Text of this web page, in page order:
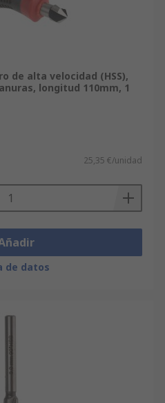
de alta velocidad (HSS),
longitud 110mm, 1
25,35 €/unidad
de datos